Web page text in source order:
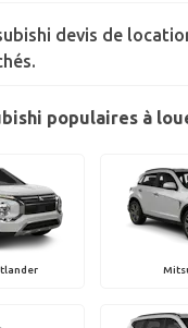
devis de
populaires à